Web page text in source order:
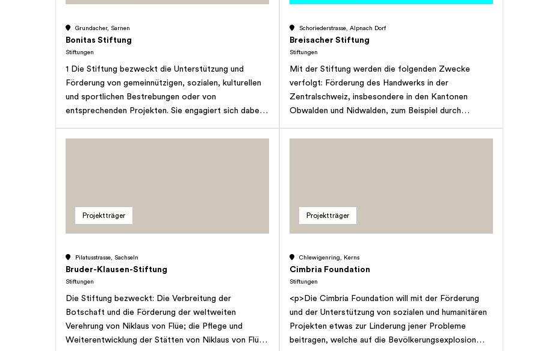
durch eigene Projekte oder durch Zuwendungen an
vorgenannten Ziele verfolgen. Die Stiftung ist im
Rahmen ihrer Zweckbestimmung in der ganzen
sich ausdrücklich das Recht gemäss Art. 86a ZGB
zur Änderung des Zweckes vor. Die Stiftung hat
keinen Erwerbszweck und erstrebt keinen Gewinn.
Grundacher, Sarnen
Bonitas Stiftung
Stiftungen
1 Die Stiftung bezweckt die Unterstützung und
Förderung von gemeinnützigen, sozialen, kulturellen
und sportlichen Bestrebungen oder von
entsprechenden Projekten. Sie engagiert sich dabei
Kindern und Jugendlichen, von Behinderten oder in
Freizeitgestaltung sowie der medizinischen Hilfe
jeglicher Art eingesetzt werden. Beiträge können an
Institutionen und natürliche Personen für Projekte,
wie auch in Ausnahmefällen an Einzelpersonen, die
einer Unterstützung bedürfen oder die genannten
Stiftung unterstützt im Rahmen der vorstehenden
Zielsetzungen Institutionen, Projekte und
Einzelpersonen im In- und Ausland. 2 Die Stiftung
kann sich an anderen Gesellschaften beteiligen und
Schoriederstrasse, Alpnach Dorf
Breisacher Stiftung
Stiftungen
Mit der Stiftung werden die folgenden Zwecke
verfolgt: Förderung des Handwerks in der
Zentralschweiz, insbesondere in den Kantonen
Obwalden und Nidwalden, zum Beispiel durch
Motivierung von jungen Berufsleuten, indem an die
Neuapostolischen Kirche Schweiz, mit Sitz in Zürich,
im Umfange von einem Fünftel der jährlichen
Ausschüttungen; Punktuelle finanzielle Unterstützung
Mitarbeiterinnen und Mitarbeitern sowie deren
worden sind); Bau von komfortablen und
altersgerechten Wohnungen und Vermietung an
finanziell wenig begüterte Mitmenschen zu
erschwinglichen Mietpreisen; generelle finanzielle
Projektträger
Pilatusstrasse, Sachseln
Bruder-Klausen-Stiftung
Stiftungen
Die Stiftung bezweckt: Die Verbreitung der
Botschaft und die Förderung der weltweiten
Verehrung von Niklaus von Flüe; die Pflege und
Weiterentwicklung der Stätten von Niklaus von Flüe
Projektträger
Chlewigenring, Kerns
Cimbria Foundation
Stiftungen
<p>Die Cimbria Foundation will mit der Förderung
und der Unterstützung von sozialen und humanitären
Projekten etwas zur Linderung jener Probleme
beitragen, welche auf die Bevölkerungsexplosion